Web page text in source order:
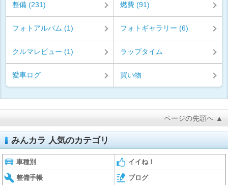
整備 (231) 燃費 (91)
フォトアルバム (1) フォトギャラリー (6)
クルマレビュー (1) ラップタイム
愛車ログ 買い物
ページの先頭へ ▲
みんカラ 人気のカテゴリ
車種別 イイね！
整備手帳 ブログ